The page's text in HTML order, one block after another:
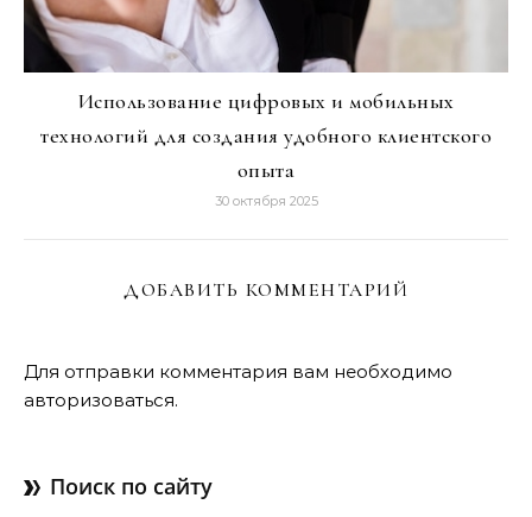
Использование цифровых и мобильных
технологий для создания удобного клиентского
опыта
30 октября 2025
ДОБАВИТЬ КОММЕНТАРИЙ
Для отправки комментария вам необходимо
авторизоваться.
Поиск по сайту